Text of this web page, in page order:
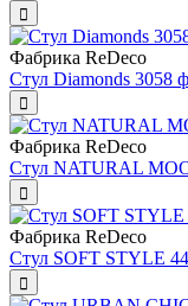
Фабрика ReDeco
Стул Diamonds 3058
Фабрика ReDeco
Стул NATURAL
Фабрика ReDeco
Стул SOFT STYLE